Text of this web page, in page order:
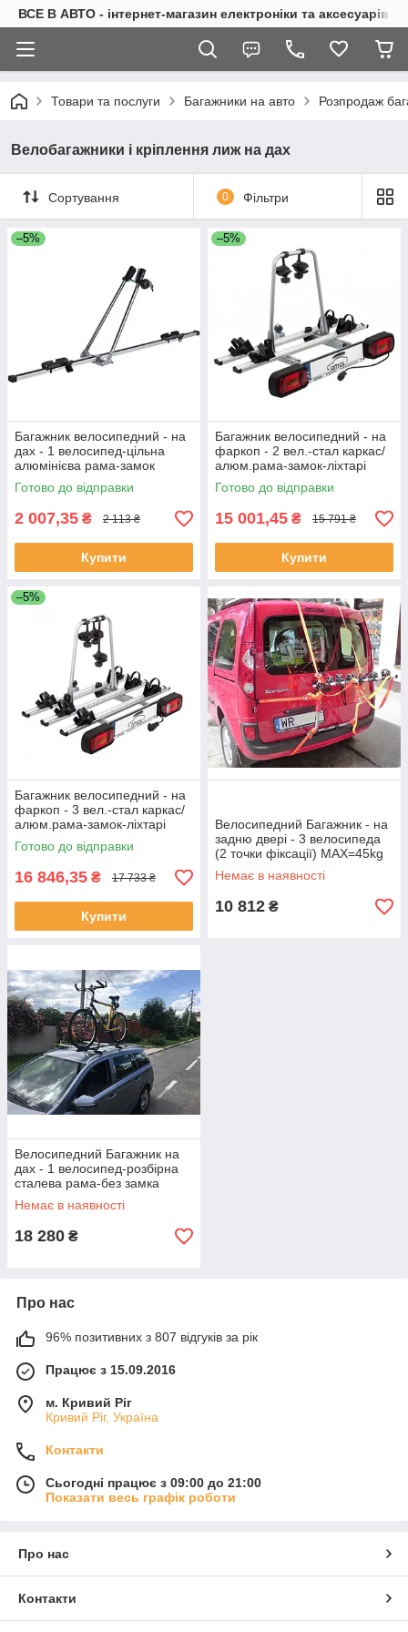
ВСЕ В АВТО - інтернет-магазин електроніки та аксесуарів в
Товари та послуги Багажники на авто Розпродаж
Велобагажники і кріплення лиж на дах
Сортування 0 Фільтри
–5%
Багажник велосипедний - на
дах - 1 велосипед-цільна
алюмінієва рама-замок
MAX=18kg"Amos"3ALU"
Готово до відправки
2 007,35 ₴ 2 113 ₴
Купити
–5%
Багажник велосипедний - на
фаркоп - 2 вел.-стал каркас/
алюм.рама-замок-ліхтарі
MAX=45kg Amos GIRO-2
Готово до відправки
15 001,45 ₴ 15 791 ₴
Купити
–5%
Багажник велосипедний - на
фаркоп - 3 вел.-стал каркас/
алюм.рама-замок-ліхтарі
MAX=45kg Amos GIRO-3
Готово до відправки
16 846,35 ₴ 17 733 ₴
Купити
Велосипедний Багажник - на
задню двері - 3 велосипеда
(2 точки фіксації) MAX=45kg
"Amos" -"Weekend"
Немає в наявності
10 812 ₴
Велосипедний Багажник на
дах - 1 велосипед-розбірна
сталева рама-без замка
MAX=18kg"Кенгуру"
Немає в наявності
18 280 ₴
Про нас
96% позитивних з 807 відгуків за рік
Працює з 15.09.2016
м. Кривий Ріг
Кривий Ріг, Україна
Контакти
Сьогодні працює з 09:00 до 21:00
Показати весь графік роботи
Про нас
Контакти